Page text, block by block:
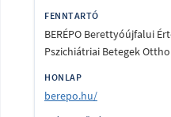
BERÉPO Berettyóújfalui
Pszichiátriai Betegek
berepo.hu/